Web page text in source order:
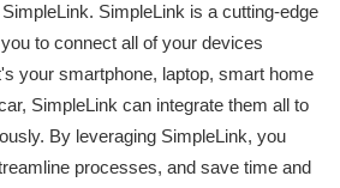
SimpleLink is a cutting-edge
to connect all of your devices
your smartphone, laptop, smart home
SimpleLink can integrate them all to
By leveraging SimpleLink, you
processes, and save time and